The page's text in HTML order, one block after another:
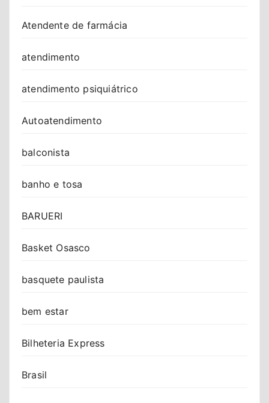
Atendente de farmácia
atendimento
atendimento psiquiátrico
Autoatendimento
balconista
banho e tosa
BARUERI
Basket Osasco
basquete paulista
bem estar
Bilheteria Express
Brasil